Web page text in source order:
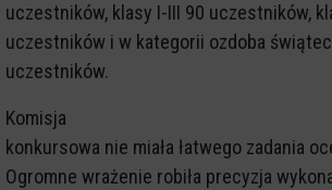
uczestników, klasy I-III 90 uczestników,
uczestników i w kategorii ozdoba
uczestników.
Komisja
konkursowa nie miała łatwego zadania
Ogromne wrażenie robiła precyzja